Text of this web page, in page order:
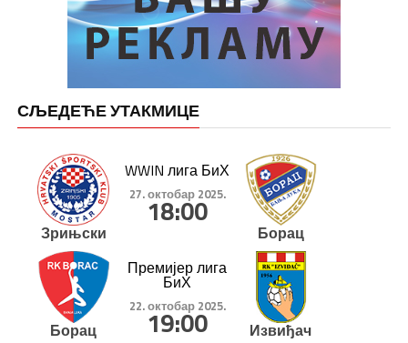
СЉЕДЕЋЕ УТАКМИЦЕ
Зрињски
WWIN лига БиХ
27. октобар 2025.
18:00
Борац
Борац
Премијер лига
БиХ
22. октобар 2025.
19:00 Извиђач